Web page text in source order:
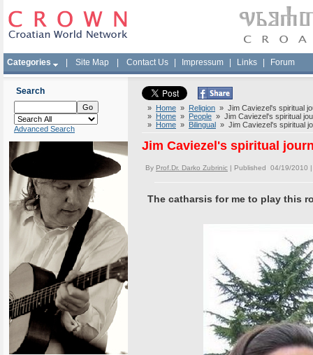
Categories Site Map Contact Us Impressum Links Forum
Search
Advanced Search
» Home » Religion » Jim Caviezel's spiritual
» Home » People » Jim Caviezel's spiritual
» Home » Bilingual » Jim Caviezel's spiritual
Jim Caviezel's spiritual
By Prof.Dr. Darko Zubrinic | Published 04/19/2010
The catharsis for me to play this